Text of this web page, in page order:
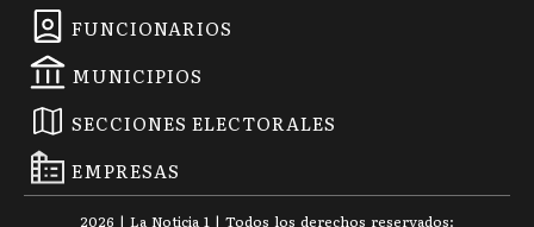
FUNCIONARIOS
MUNICIPIOS
SECCIONES ELECTORALES
EMPRESAS
2026 | La Noticia 1 | Todos los derechos reservados: